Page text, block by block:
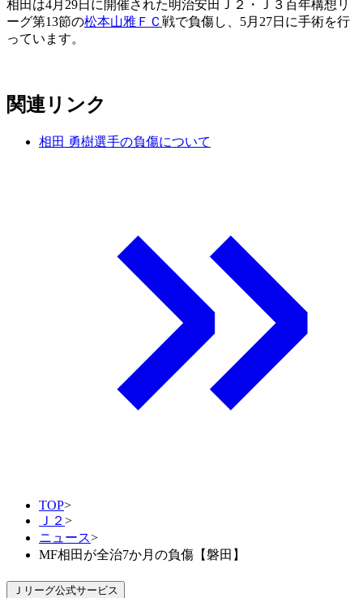
相田は4月29日に開催された明治安田Ｊ２・Ｊ３百年構想リ
ーグ第13節の松本山雅ＦＣ 戦で負傷し、5月27日に手術を行
っています。
関連リンク
相田 勇樹選手の負傷について
TOP>
Ｊ２ >
ニュース>
MF相田が全治7か月の負傷【磐田】
Ｊリーグ公式サービス